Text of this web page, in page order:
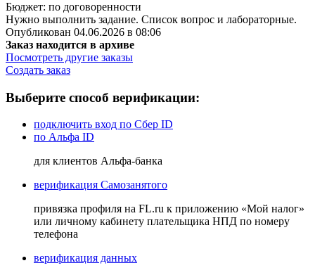
Бюджет: по договоренности
Нужно выполнить задание. Список вопрос и лабораторные.
Опубликован 04.06.2026 в 08:06
Заказ находится в архиве
Посмотреть другие заказы
Создать заказ
Выберите способ верификации:
подключить вход по Сбер ID
по Альфа ID
для клиентов Альфа-банка
верификация Самозанятого
привязка профиля на FL.ru к приложению «Мой налог»
или личному кабинету плательщика НПД по номеру
телефона
верификация данных